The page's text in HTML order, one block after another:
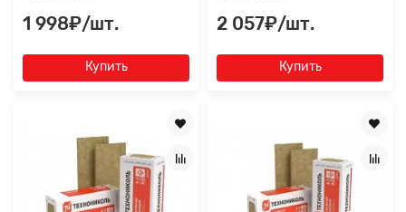
1 998₽/шт.
Купить
2 057₽/шт.
Купить